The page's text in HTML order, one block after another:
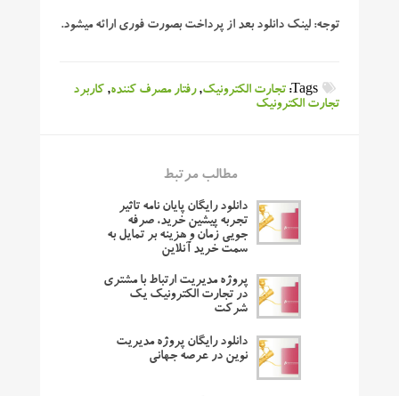
توجه: لینک دانلود بعد از پرداخت بصورت فوری ارائه میشود.
Tags: تجارت الکترونیک,رفتار مصرف کننده, کاربرد
تجارت الکترونیک
مطالب مرتبط
دانلود رایگان پایان نامه تاثیر
تجربه پیشین خرید، صرفه
جویی زمان و هزینه بر تمایل به
سمت خرید آنلاین
پروژه مدیریت ارتباط با مشتری
در تجارت الکترونیک یک
شرکت
دانلود رایگان پروژه مدیریت
نوین در عرصه جهانی